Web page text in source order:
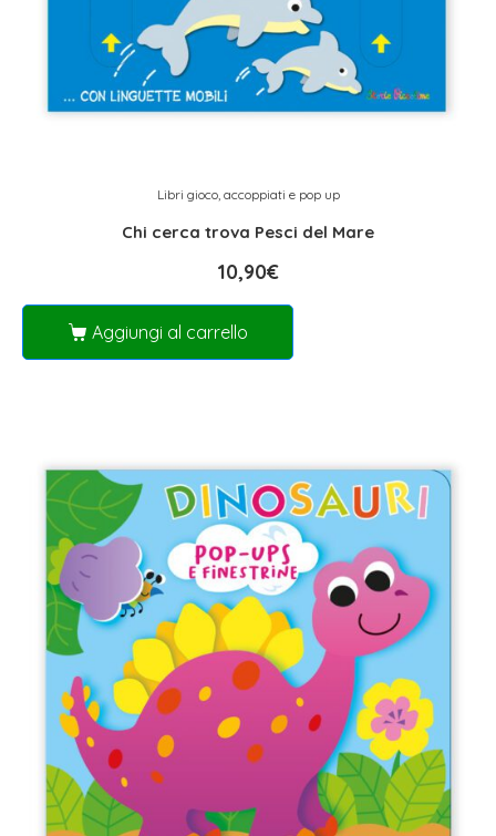
Libri gioco, accoppiati e pop up
Chi cerca trova Pesci del Mare
10,90€
Aggiungi al carrello